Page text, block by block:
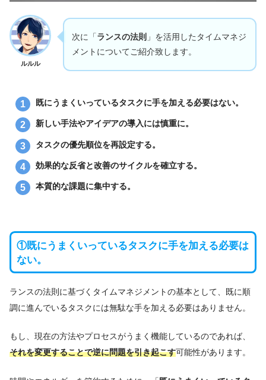
ルルル
次に「 ランスの法則 」を活用したタイムマネジ
メントについてご紹介致します。
既にうまくいっているタスクに手を加える必要はない。
新しい手法やアイデアの導入には慎重に。
タスクの優先順位を再設定する。
効果的な反省と改善のサイクルを確立する。
本質的な課題に集中する。
①既にうまくいっているタスクに手を加える必要は
ない。
ランスの法則に基づくタイムマネジメントの基本として、既に順
調に進んでいるタスクには無駄な手を加える必要はありません。
もし、現在の方法やプロセスがうまく機能しているのであれば、
それを変更することで逆に問題を引き起こす可能性があります。